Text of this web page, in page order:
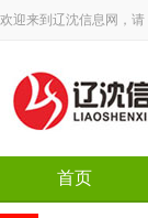
欢迎来到辽沈信息网，请
首页